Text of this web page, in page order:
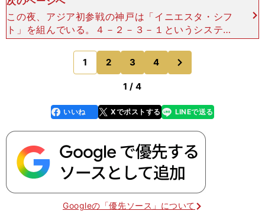
この夜、アジア初参戦の神戸は「イニエスタ・シフ
ト」を組んでいる。４－２－３－１というシステム
表記よりも、イニエスタはもっと自由を与えられ、
独立したプレーを許されていた。全体的に前がかり
で、４－２－１－
1 2 3 4
のページへ
1 / 4
faceboo
k
いいね Xでポストする
line LINEで送る
Googleの「優先ソース」について